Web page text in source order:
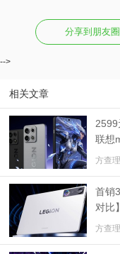
分享到朋友圈
-->
相关文章
2599
联想
方查理
首销
对比
方查理